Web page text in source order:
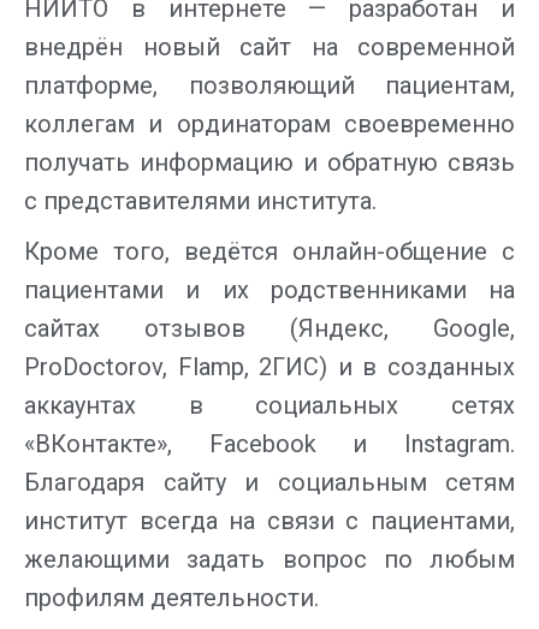
НИИТО в интернете — разработан и
внедрён новый сайт на современной
платформе, позволяющий пациентам,
коллегам и ординаторам своевременно
получать информацию и обратную связь
с представителями института.
Кроме того, ведётся онлайн-общение с
пациентами и их родственниками на
сайтах отзывов (Яндекс, Google,
ProDoctorov, Flamp, 2ГИС) и в созданных
аккаунтах в социальных сетях
«ВКонтакте», Facebook и Instagram.
Благодаря сайту и социальным сетям
институт всегда на связи с пациентами,
желающими задать вопрос по любым
профилям деятельности.